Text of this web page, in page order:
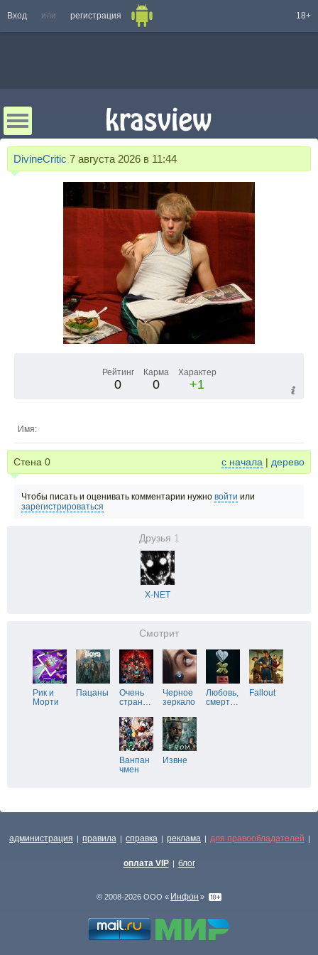
Вход или регистрация 18+
DivineCritic 7 августа 2026 в 11:44
Рейтинг
0
Карма
0
Характер
+1
Имя:
Стена 0 с начала | дерево
Чтобы писать и оценивать комментарии нужно войти или
зарегистрироваться
Друзья 1
X-NET
Смотрит
Рик и
Морти
Пацаны
Очень
стран…
Черное
зеркало
Любовь,
смерт…
Fallout
Ванпан
чмен
Извне
администрация | правила | справка | реклама | для правообладателей |
оплата VIP | блог
© 2008-2026 ООО « Инфон »